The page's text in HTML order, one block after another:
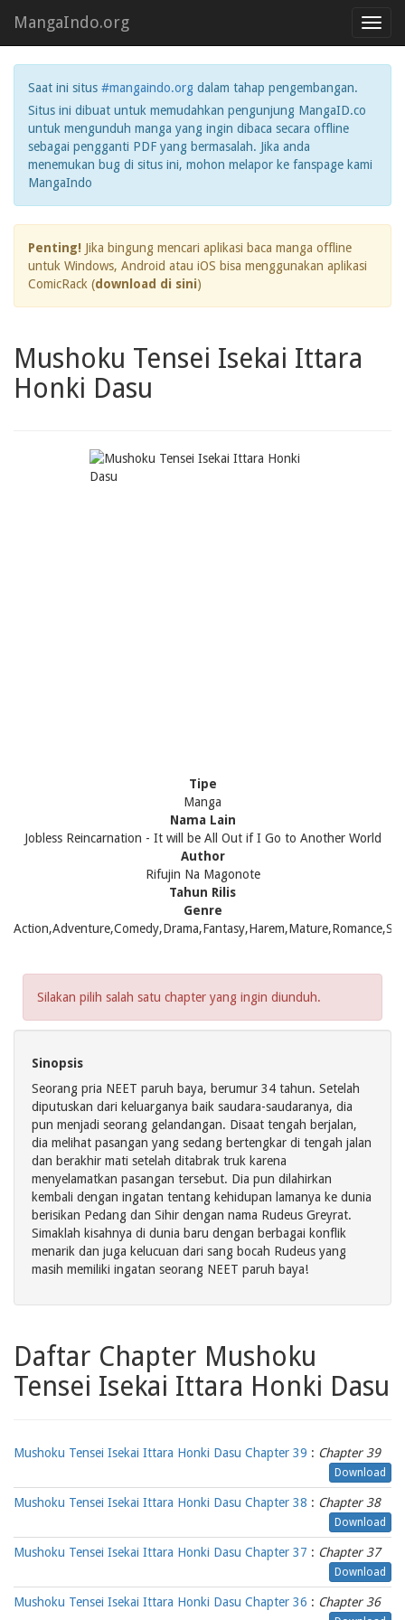
MangaIndo.org
Saat ini situs #mangaindo.org dalam tahap pengembangan.
Situs ini dibuat untuk memudahkan pengunjung MangaID.co
untuk mengunduh manga yang ingin dibaca secara offline
sebagai pengganti PDF yang bermasalah. Jika anda
menemukan bug di situs ini, mohon melapor ke fanspage kami
MangaIndo
Penting! Jika bingung mencari aplikasi baca manga offline
untuk Windows, Android atau iOS bisa menggunakan aplikasi
ComicRack (download di sini)
Mushoku Tensei Isekai Ittara
Honki Dasu
Tipe
Manga
Nama Lain
Jobless Reincarnation - It will be All Out if I Go to Another World
Author
Rifujin Na Magonote
Tahun Rilis
Genre
Silakan pilih salah satu chapter yang ingin diunduh.
Sinopsis
Seorang pria NEET paruh baya, berumur 34 tahun. Setelah
diputuskan dari keluarganya baik saudara-saudaranya, dia
pun menjadi seorang gelandangan. Disaat tengah berjalan,
dia melihat pasangan yang sedang bertengkar di tengah jalan
dan berakhir mati setelah ditabrak truk karena
menyelamatkan pasangan tersebut. Dia pun dilahirkan
kembali dengan ingatan tentang kehidupan lamanya ke dunia
berisikan Pedang dan Sihir dengan nama Rudeus Greyrat.
Simaklah kisahnya di dunia baru dengan berbagai konflik
menarik dan juga kelucuan dari sang bocah Rudeus yang
masih memiliki ingatan seorang NEET paruh baya!
Daftar Chapter Mushoku
Tensei Isekai Ittara Honki Dasu
Mushoku Tensei Isekai Ittara Honki Dasu Chapter 39 : Chapter 39
Download
Mushoku Tensei Isekai Ittara Honki Dasu Chapter 38 : Chapter 38
Download
Mushoku Tensei Isekai Ittara Honki Dasu Chapter 37 : Chapter 37
Download
Mushoku Tensei Isekai Ittara Honki Dasu Chapter 36 : Chapter 36